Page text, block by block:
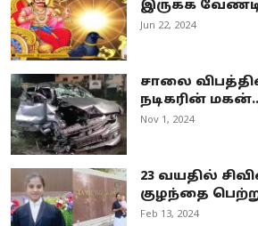
இருக்க
Jun 22, 2024
சாலை
நடிகரின்
Nov 1, 2024
23 வயதில்
குழந்தை
Feb 13, 2024